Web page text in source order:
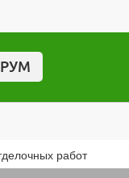
работ